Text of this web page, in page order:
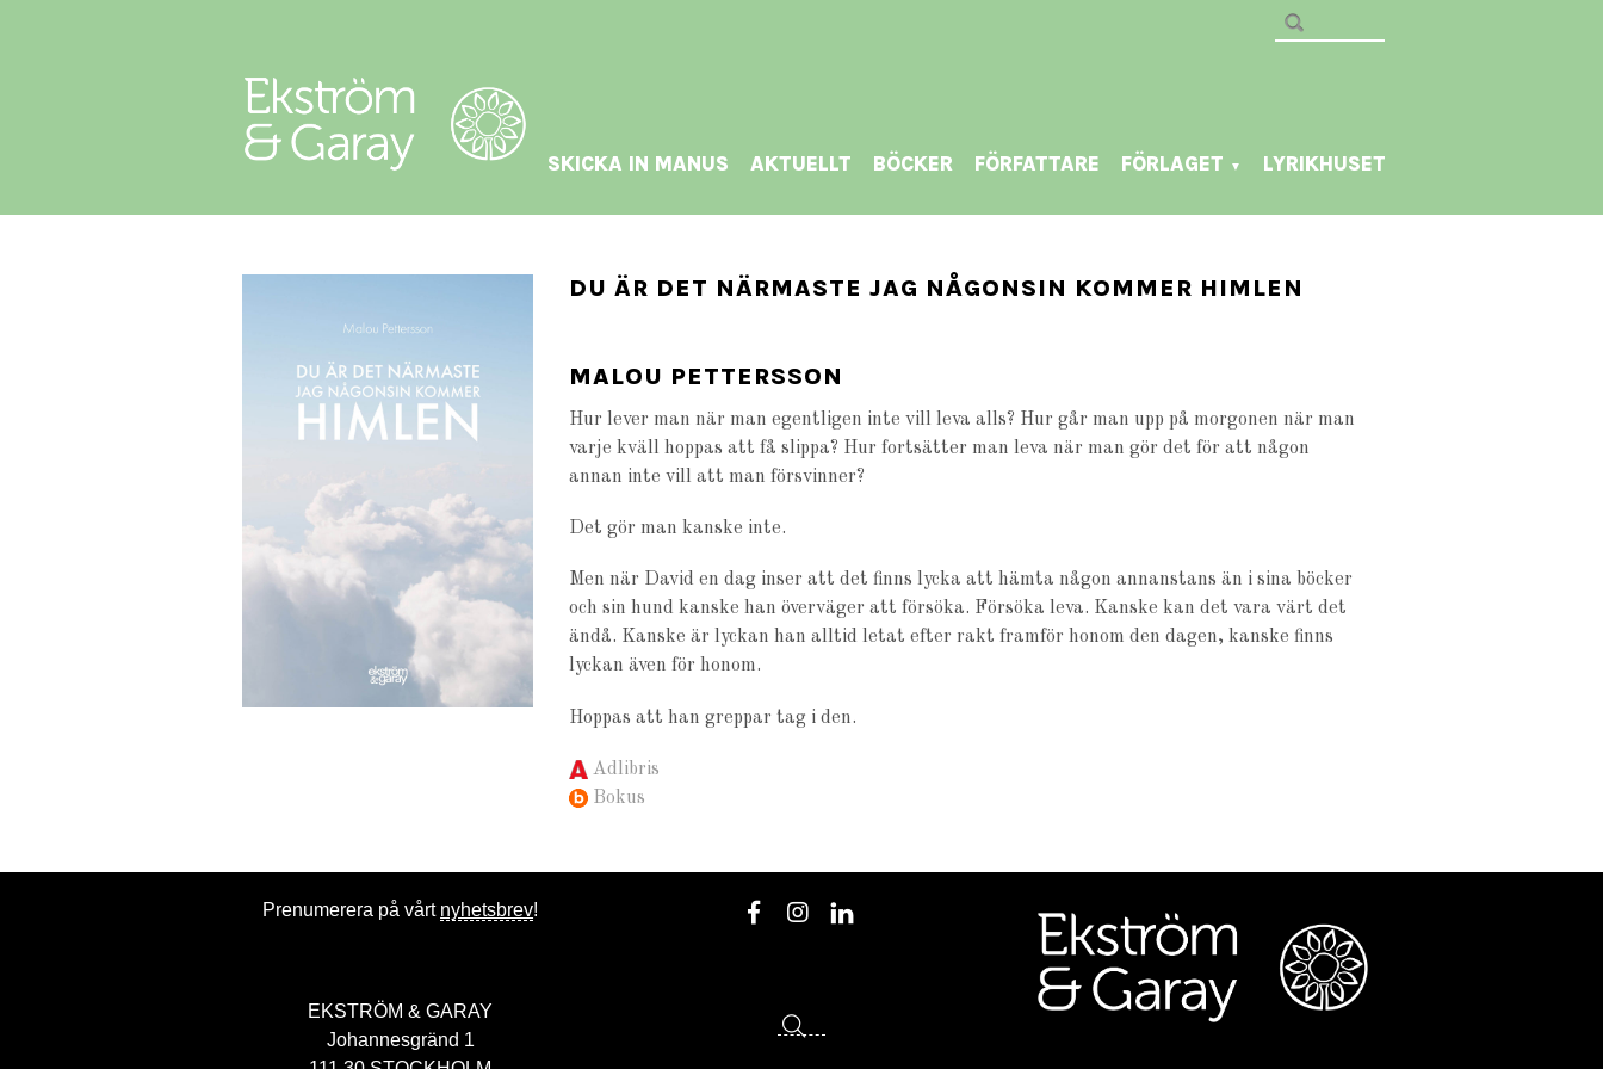
SKICKA IN MANUS AKTUELLT BÖCKER FÖRFATTARE FÖRLAGET ▼ LYRIKHUSET
DU ÄR DET NÄRMASTE JAG NÅGONSIN KOMMER HIMLEN
MALOU PETTERSSON
Hur lever man när man egentligen inte vill leva alls? Hur går man upp på morgonen när man
varje kväll hoppas att få slippa? Hur fortsätter man leva när man gör det för att någon
annan inte vill att man försvinner?
Det gör man kanske inte.
Men när David en dag inser att det finns lycka att hämta någon annanstans än i sina böcker
och sin hund kanske han överväger att försöka. Försöka leva. Kanske kan det vara värt det
ändå. Kanske är lyckan han alltid letat efter rakt framför honom den dagen, kanske finns
lyckan även för honom.
Hoppas att han greppar tag i den.
Adlibris
Bokus
Prenumerera på vårt nyhetsbrev!
EKSTRÖM & GARAY
Johannesgränd 1